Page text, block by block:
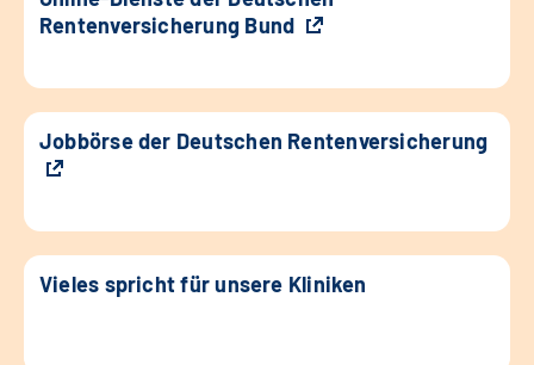
Rentenversicherung Bund
Jobbörse der Deutschen Rentenversicherung
Vieles spricht für unsere Kliniken